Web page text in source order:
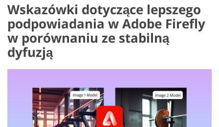
Wskazówki dotyczące lepszego
podpowiadania w Adobe Firefly
w porównaniu ze stabilną
dyfuzją